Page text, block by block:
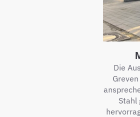
Die
Stahl